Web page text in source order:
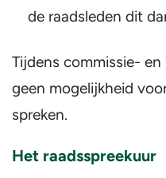
de raadsleden dit
Tijdens commissie-
geen mogelijkheid
spreken.
Het raadsspreekuur